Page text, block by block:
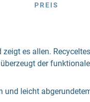
PREIS
es allen.
der
und leicht